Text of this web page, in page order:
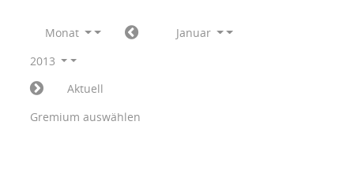
Monat
Januar
2013
Aktuell
Gremium auswählen